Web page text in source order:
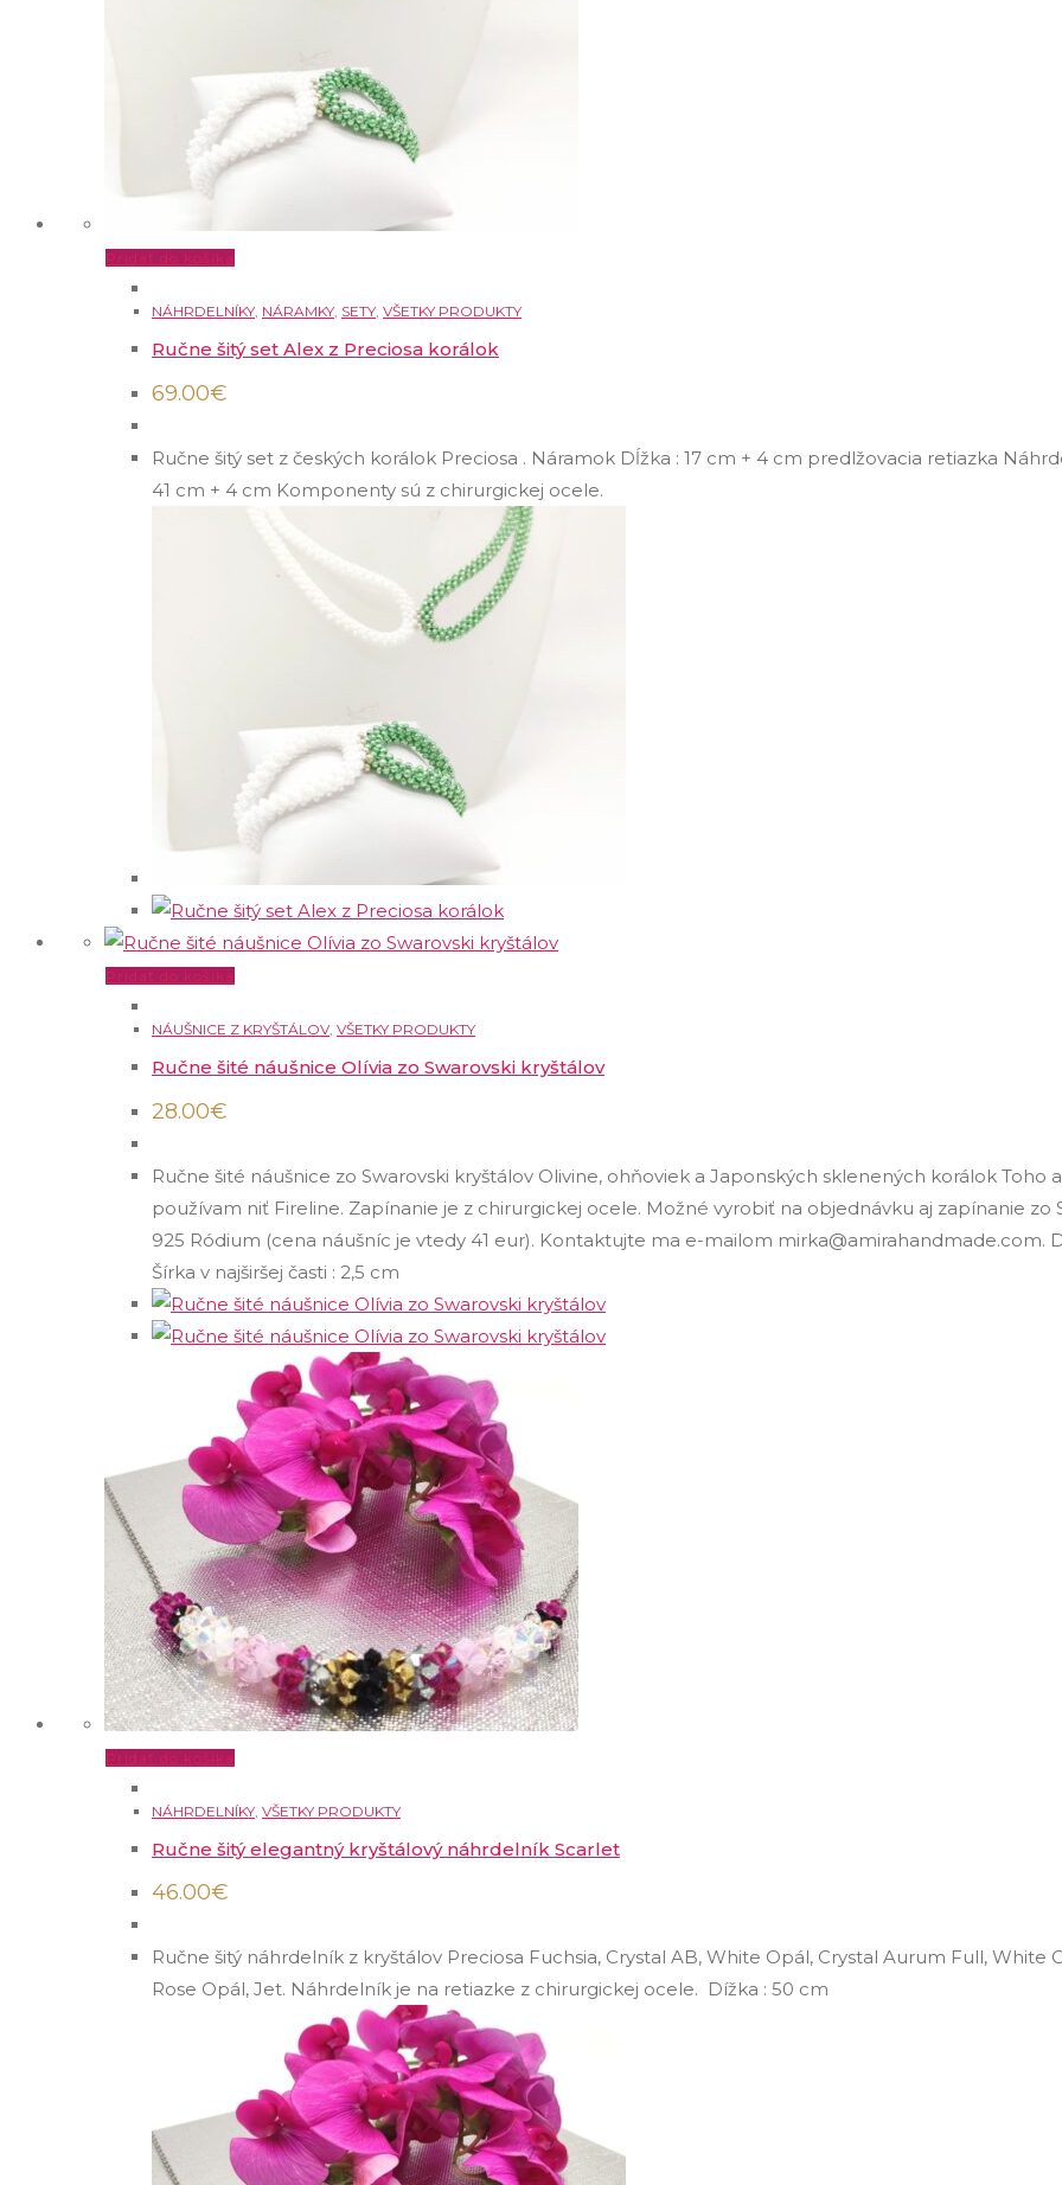
Pridať do košíka
NÁHRDELNÍKY NÁRAMKY SETY VŠETKY PRODUKTY
Ručne šitý set Alex z Preciosa korálok
69.00€
Ručne šitý set z českých korálok Preciosa . Náramok Dĺžka : 17 cm + 4 cm predlžovacia retiazka
41 cm + 4 cm Komponenty sú z chirurgickej ocele.
Pridať do košíka
NÁUŠNICE Z KRYŠTÁLOV, VŠETKY PRODUKTY
Ručne šité náušnice Olívia zo Swarovski kryštálov
28.00€
Ručne šité náušnice zo Swarovski kryštálov Olivine, ohňoviek a Japonských sklenených korálok Toho
používam niť Fireline. Zapínanie je z chirurgickej ocele. Možné vyrobiť na objednávku aj zapínanie zo
925 Ródium (cena náušníc je vtedy 41 eur). Kontaktujte ma e-mailom mirka@amirahandmade.com.
Šírka v najširšej časti : 2,5 cm
Pridať do košíka
NÁHRDELNÍKY VŠETKY PRODUKTY
Ručne šitý elegantný kryštálový náhrdelník Scarlet
46.00€
Ručne šitý náhrdelník z kryštálov Preciosa Fuchsia, Crystal AB, White Opál, Crystal Aurum Full, White
Rose Opál, Jet. Náhrdelník je na retiazke z chirurgickej ocele. Dížka : 50 cm